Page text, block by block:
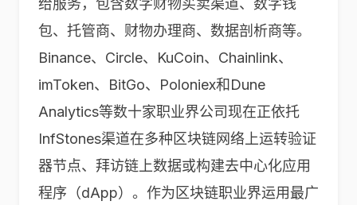
给服务，包含数字财物买卖渠道、数字钱
包、托管商、财物办理商、数据剖析商等。
Binance、Circle、KuCoin、Chainlink、
imToken、BitGo、Poloniex和Dune
Analytics等数十家职业界公司现在正依托
InfStones渠道在多种区块链网络上运转验证
器节点、拜访链上数据或构建去中心化应用
程序（dApp）。作为区块链职业界运用最广